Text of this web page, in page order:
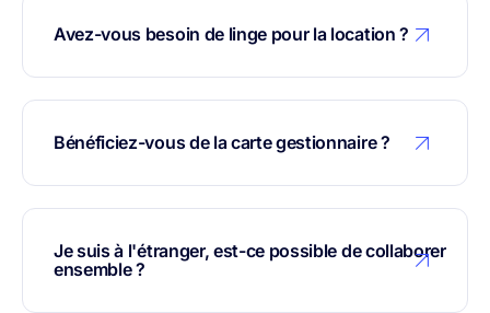
Avez-vous besoin de linge pour la location ?
Bénéficiez-vous de la carte gestionnaire ?
Je suis à l'étranger, est-ce possible de collaborer
ensemble ?